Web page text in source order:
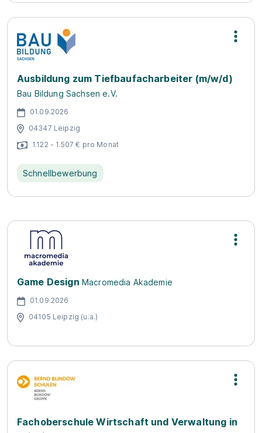
Ausbildung zum Tiefbaufacharbeiter (m/w/d)
Bau Bildung Sachsen e.V.
01.09.2026
04347 Leipzig
1.122 - 1.507 € pro Monat
Schnellbewerbung
Game Design Macromedia Akademie
01.09.2026
04105 Leipzig (u.a.)
Fachoberschule Wirtschaft und Verwaltung in